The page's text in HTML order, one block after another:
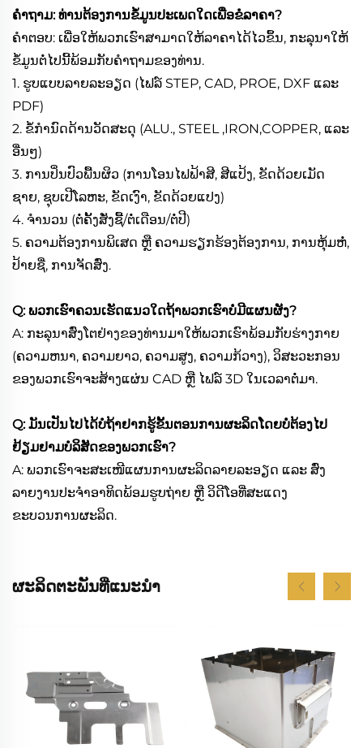
ຄຳຖາມ: ທ່ານຕ້ອງການຂໍ້ມູນປະເພດໃດເພື່ອຂໍລາຄາ?
ຄຳຕອບ: ເພື່ອໃຫ້ພວກເຮົາສາມາດໃຫ້ລາຄາໄດ້ໄວຂຶ້ນ, ກະລຸນາໃຫ້
ຂໍ້ມູນຕໍ່ໄປນີ້ພ້ອມກັບຄຳຖາມຂອງທ່ານ.
1. ຮູບແບບລາຍລະອຽດ (ໄຟລ໌ STEP, CAD, PROE, DXF ແລະ
PDF)
2. ຂໍ້ກຳນົດດ້ານວັດສະດຸ (ALU., STEEL ,IRON,COPPER, ແລະ
ອື່ນໆ)
3. ການປິ່ນປົວພື້ນຜິວ (ການໂອນໄຟຟ້າສີ, ສີແປ້ງ, ຂັດດ້ວຍເມັດ
ຊາຍ, ຊຸບເປີໂລຫະ, ຂັດເງົາ, ຂັດດ້ວຍແປງ)
4. ຈຳນວນ (ຕໍ່ຄັ້ງສັ່ງຊື້/ຕໍ່ເດືອນ/ຕໍ່ປີ)
5. ຄວາມຕ້ອງການພິເສດ ຫຼື ຄວາມຮຽກຮ້ອງຕ້ອງການ, ການຫຸ້ມຫໍ່,
ປ້າຍຊື່, ການຈັດສົ່ງ.
Q: ພວກເຮົາຄວນເຮັດແນວໃດຖ້າພວກເຮົາບໍ່ມີແຜນຜັງ?
A: ກະລຸນາສົ່ງໂຕຢ່າງຂອງທ່ານມາໃຫ້ພວກເຮົາພ້ອມກັບຮ່າງກາຍ
(ຄວາມຫນາ, ຄວາມຍາວ, ຄວາມສູງ, ຄວາມກ້ວາງ), ວິສະວະກອນ
ຂອງພວກເຮົາຈະສ້າງແຜ່ນ CAD ຫຼື ໄຟລ໌ 3D ໃນເວລາຕໍ່ມາ.
Q: ມັນເປັນໄປໄດ້ບໍຖ້າຢາກຮູ້ຂັ້ນຕອນການຜະລິດໂດຍບໍ່ຕ້ອງໄປ
ຢ້ຽມຢາມບໍລິສັດຂອງພວກເຮົາ?
A: ພວກເຮົາຈະສະເໜີແຜນການຜະລິດລາຍລະອຽດ ແລະ ສົ່ງ
ລາຍງານປະຈຳອາທິດພ້ອມຮູບຖ່າຍ ຫຼື ວິດີໂອທີ່ສະແດງ
ຂະບວນການຜະລິດ.
ຜະລິດຕະພັນທີ່ແນະນຳ